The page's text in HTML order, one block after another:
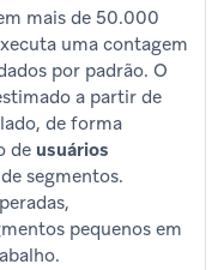
mais de 50.000
uma contagem
por padrão. O
a partir de
de forma
de usuários
segmentos.
pequenos em